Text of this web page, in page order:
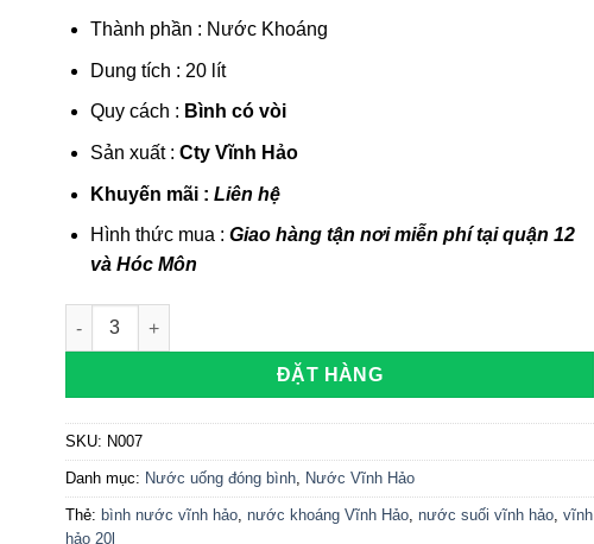
Thành phần : Nước Khoáng
Dung tích : 20 lít
Quy cách : Bình có vòi
Sản xuất : Cty Vĩnh Hảo
Khuyến mãi : Liên hệ
Hình thức mua : Giao hàng tận nơi miễn phí tại quận 12
và Hóc Môn
Nước khoáng Vĩnh Hảo 20l Bình vòi số lượng
ĐẶT HÀNG
SKU: N007
Danh mục: Nước uống đóng bình Nước Vĩnh Hảo
Thẻ: bình nước vĩnh hảo nước khoáng Vĩnh Hảo nước suối vĩnh hảo vĩnh
hảo 20l